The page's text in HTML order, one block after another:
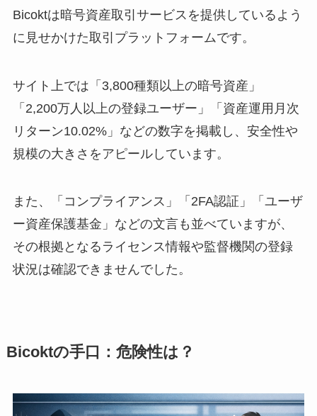
Bicoktは暗号資産取引サービスを提供しているよう
に見せかけた取引プラットフォームです。
サイト上では「3,800種類以上の暗号資産」
「2,200万人以上の登録ユーザー」「資産運用月次
リターン10.02%」などの数字を掲載し、安全性や
規模の大きさをアピールしています。
また、「コンプライアンス」「2FA認証」「ユーザ
ー資産保護基金」などの文言も並べていますが、
その根拠となるライセンス情報や監督機関の登録
状況は確認できませんでした。
Bicoktの手口：危険性は？